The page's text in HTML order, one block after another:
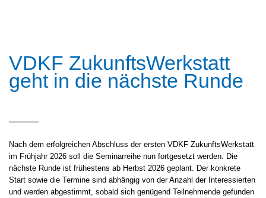
VDKF ZukunftsWerkstatt
geht in die nächste Runde
Nach dem erfolgreichen Abschluss der ersten VDKF ZukunftsWerkstatt
im Frühjahr 2026 soll die Seminarreihe nun fortgesetzt werden. Die
nächste Runde ist frühestens ab Herbst 2026 geplant. Der konkrete
Start sowie die Termine sind abhängig von der Anzahl der Interessierten
und werden abgestimmt, sobald sich genügend Teilnehmende gefunden